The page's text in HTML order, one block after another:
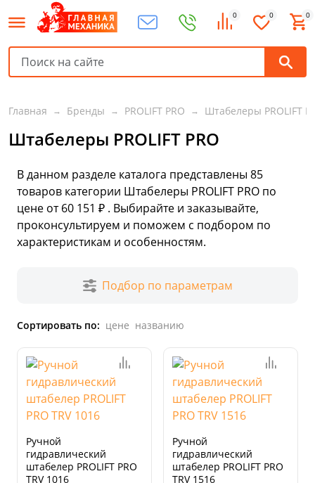
0 0 0
Главная Бренды PROLIFT PRO Штабелеры PROLIFT
Штабелеры PROLIFT PRO
В данном разделе каталога представлены 85
товаров категории Штабелеры PROLIFT PRO по
цене от 60 151 ₽ . Выбирайте и заказывайте,
проконсультируем и поможем с подбором по
характеристикам и особенностям.
Подбор по параметрам
Сортировать по: цене названию
Ручной
гидравлический
штабелер PROLIFT PRO
TRV 1016
Ручной
гидравлический
штабелер PROLIFT PRO
TRV 1516